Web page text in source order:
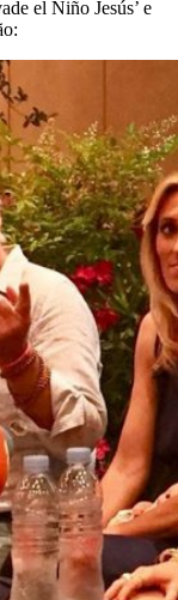
el Niño Jesús’ e